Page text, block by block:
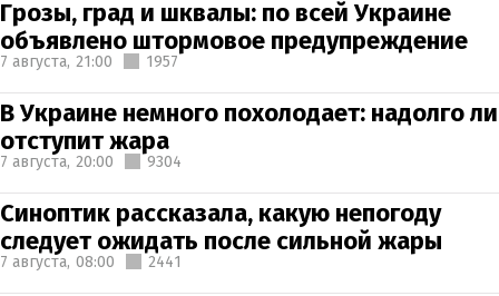
Грозы, град и шквалы: по всей Украине
объявлено штормовое предупреждение
7 августа, 21:00 1957
В Украине немного похолодает: надолго ли
отступит жара
7 августа, 20:00 9304
Синоптик рассказала, какую непогоду
следует ожидать после сильной жары
7 августа, 08:00 2441